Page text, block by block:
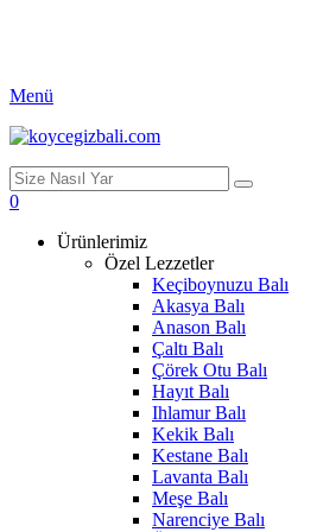
Menü
0
Ürünlerimiz
Özel Lezzetler
Keçiboynuzu Balı
Akasya Balı
Anason Balı
Çaltı Balı
Çörek Otu Balı
Hayıt Balı
Ihlamur Balı
Kekik Balı
Kestane Balı
Lavanta Balı
Meşe Balı
Narenciye Balı